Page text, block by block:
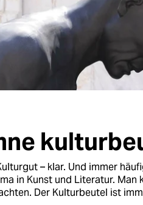
– klar. Und immer
in Kunst und Literatur. Man
Der Kulturbeutel ist